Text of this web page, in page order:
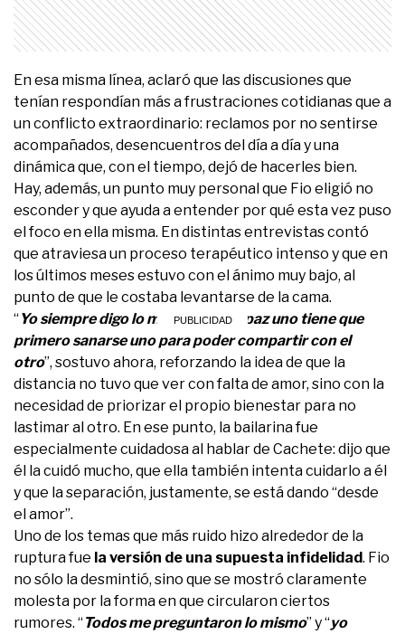
En esa misma línea, aclaró que las discusiones que
tenían respondían más a frustraciones cotidianas que a
un conflicto extraordinario: reclamos por no sentirse
acompañados, desencuentros del día a día y una
dinámica que, con el tiempo, dejó de hacerles bien.
Hay, además, un punto muy personal que Fio eligió no
esconder y que ayuda a entender por qué esta vez puso
el foco en ella misma. En distintas entrevistas contó
que atraviesa un proceso terapéutico intenso y que en
los últimos meses estuvo con el ánimo muy bajo, al
punto de que le costaba levantarse de la cama.
“Yo siempre digo lo mismo, que capaz uno tiene que
primero sanarse uno para poder compartir con el
otro”, sostuvo ahora, reforzando la idea de que la
distancia no tuvo que ver con falta de amor, sino con la
necesidad de priorizar el propio bienestar para no
lastimar al otro. En ese punto, la bailarina fue
especialmente cuidadosa al hablar de Cachete: dijo que
él la cuidó mucho, que ella también intenta cuidarlo a él
y que la separación, justamente, se está dando “desde
el amor”.
Uno de los temas que más ruido hizo alrededor de la
ruptura fue la versión de una supuesta infidelidad. Fio
no sólo la desmintió, sino que se mostró claramente
molesta por la forma en que circularon ciertos
rumores. “Todos me preguntaron lo mismo” y “yo